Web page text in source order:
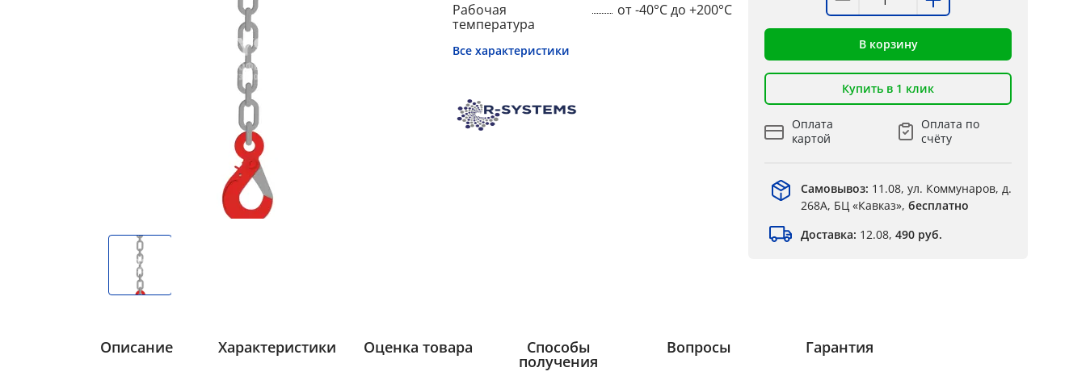
Рабочая
температура
от -40°C до +200°C
Все характеристики В корзину
Купить в 1 клик
Оплата
картой
Оплата по
счёту
Самовывоз: 11.08, ул. Коммунаров, д.
268А, БЦ «Кавказ», бесплатно
Доставка: 12.08, 490 руб.
Описание Характеристики Оценка товара Способы
получения
Вопросы Гарантия